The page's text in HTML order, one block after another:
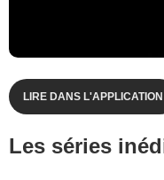
LIRE DANS L'APPLICATION
Les séries